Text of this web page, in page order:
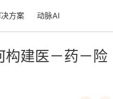
方案 动脉AI
构建医－药－险